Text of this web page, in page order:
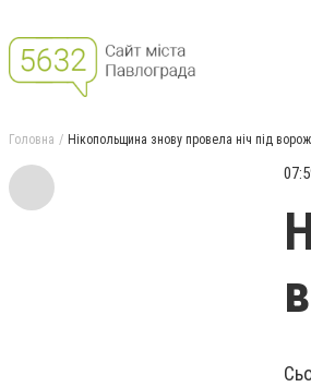
Головна Нікопольщина знову провела ніч під